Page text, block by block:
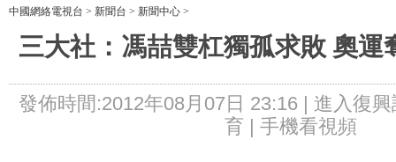
中國網絡電視台 > 新聞台 > 新聞中心 >
三大社：馮喆雙杠獨孤求敗 奧運
發佈時間:2012年08月07日 23:16 | 進入復
育 | 手機看視頻